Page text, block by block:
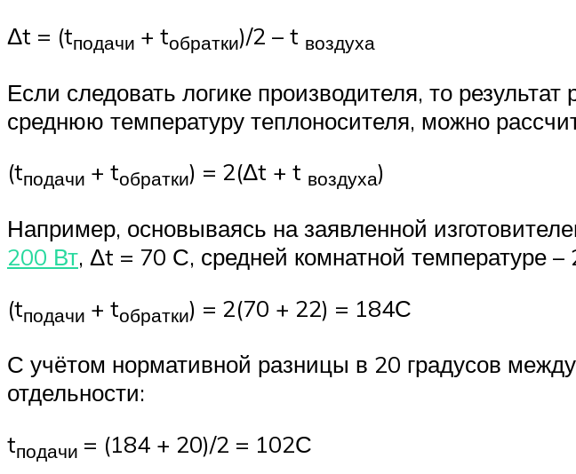
Δt = (tподачи + tобратки)/2 – t воздуха
Если следовать логике производителя, то
среднюю температуру теплоносителя, можно
(tподачи + tобратки) = 2(Δt + t воздуха)
Например, основываясь на заявленной
200 Вт, Δt = 70 С, средней комнатной температуре –
(tподачи + tобратки) = 2(70 + 22) = 184С
С учётом нормативной разницы в 20 градусов
отдельности:
tподачи = (184 + 20)/2 = 102С